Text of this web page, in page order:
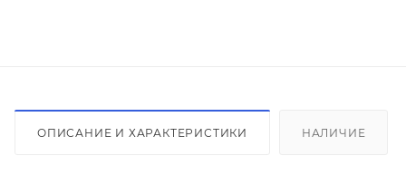
ОПИСАНИЕ И ХАРАКТЕРИСТИКИ НАЛИЧИЕ